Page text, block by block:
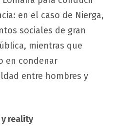
en el caso de Nierga,
sociales de gran
mientras que
en condenar
entre hombres y
reality